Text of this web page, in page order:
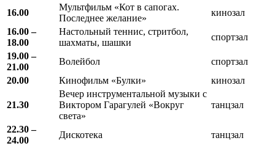
16.00
Мультфильм «Кот в сапогах.
Последнее желание»
кинозал
16.00 –
18.00
Настольный теннис, стритбол,
шахматы, шашки
спортзал
19.00 –
21.00
Волейбол
спортзал
20.00
Кинофильм «Булки» кинозал
21.30
Вечер инструментальной музыки с
Виктором Гарагулей «Вокруг
света»
танцзал
22.30 –
24.00
Дискотека танцзал